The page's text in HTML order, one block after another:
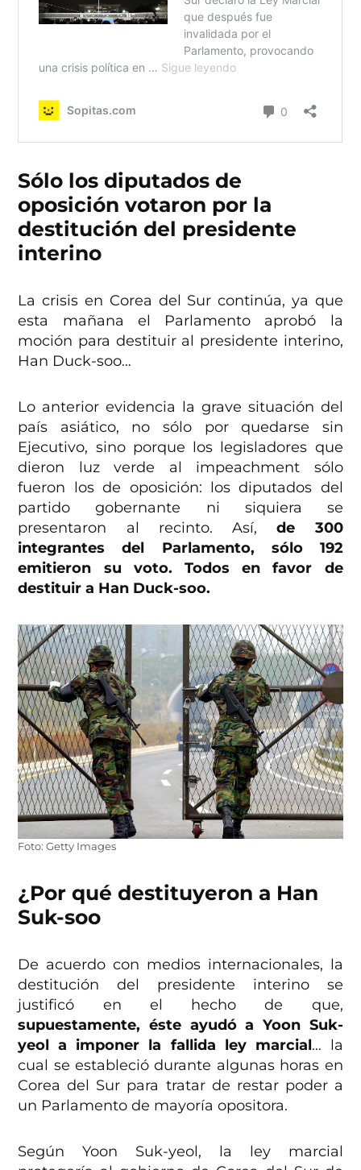
Sólo los diputados de
oposición votaron por la
destitución del presidente
interino
La crisis en Corea del Sur continúa, ya que
esta mañana el Parlamento aprobó la
moción para destituir al presidente interino,
Han Duck-soo…
Lo anterior evidencia la grave situación del
país asiático, no sólo por quedarse sin
Ejecutivo, sino porque los legisladores que
dieron luz verde al impeachment sólo
fueron los de oposición: los diputados del
partido gobernante ni siquiera se
presentaron al recinto. Así,de 300
integrantes del Parlamento, sólo 192
emitieron su voto. Todos en favor de
destituir a Han Duck-soo.
Foto: Getty Images
¿Por qué destituyeron a Han
Suk-soo
De acuerdo con medios internacionales, la
destitución del presidente interino se
justificó en el hecho de que,
supuestamente, éste ayudó a Yoon Suk-
yeol a imponer la fallida ley marcial… la
cual se estableció durante algunas horas en
Corea del Sur para tratar de restar poder a
un Parlamento de mayoría opositora.
Según Yoon Suk-yeol, la ley marcial